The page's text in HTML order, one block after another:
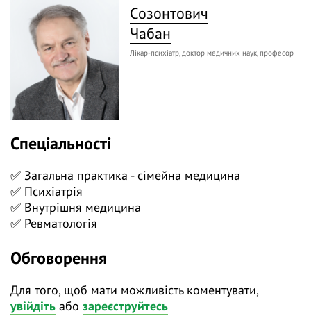
⚡️ На нашому вебінарі «Депресія та біль не
назавжди: як пацієнтам з хронічними
захворюваннями повернути радість життя?» ми
будемо говорити про те, як правильно ставитися до
пацієнта, налаштувати його на тривале лікування і
повернути йому оптимізм та любов до життя.
Созонтович
Чабан
Лікар-психіатр, доктор медичних наук, професор
Спеціальності
✅ Загальна практика - сімейна медицина
✅ Психіатрія
✅ Внутрішня медицина
✅ Ревматологія
Обговорення
Для того, щоб мати можливість коментувати,
увійдіть або зареєструйтесь